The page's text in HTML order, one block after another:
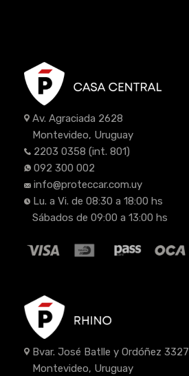
Av. Agraciada 2628
Montevideo, Uruguay
2203 0358 (int. 801)
092 300 002
info@proteccar.com.uy
Lu. a Vi. de 08:30 a 18:00 hs
Sábados de 09:00 a 13:00 hs
Bvar. José Batlle y Ordóñez 3327
Montevideo, Uruguay